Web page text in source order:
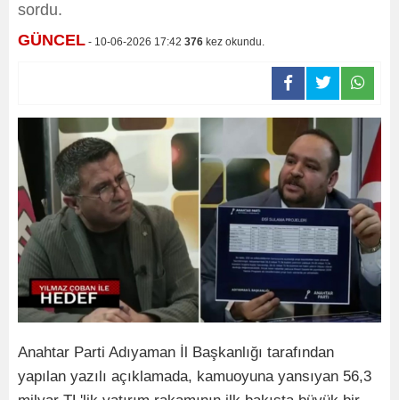
sordu.
GÜNCEL - 10-06-2026 17:42 376 kez okundu.
Anahtar Parti Adıyaman İl Başkanlığı tarafından
yapılan yazılı açıklamada, kamuoyuna yansıyan 56,3